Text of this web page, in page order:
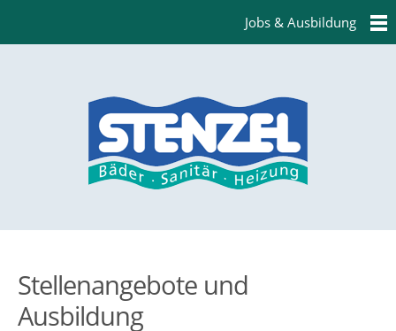
Jobs & Ausbildung
Stellenangebote und
Ausbildung